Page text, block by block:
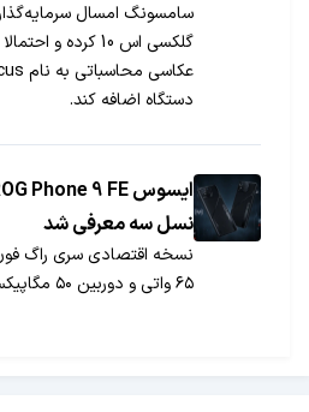
سامسونگ امسال
گلکسی اس 10 کرده
دستگاه اضافه کند.
نسل سه معرفی شد
۶۵ واتی و دوربین ۵۰ مگاپیکسلی مجهز است.